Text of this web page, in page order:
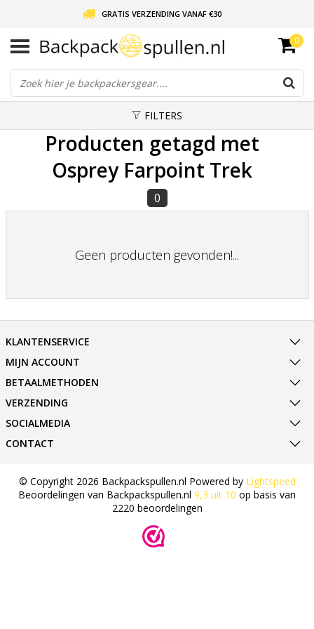
GRATIS VERZENDING VANAF €30
LIEFDE VOOR BACKPACKEN!
30 DAGEN GRATIS RETOUR
0
FILTERS
Producten getagd met
Osprey Farpoint Trek
0
Geen producten gevonden!...
KLANTENSERVICE
MIJN ACCOUNT
BETAALMETHODEN
VERZENDING
SOCIALMEDIA
CONTACT
© Copyright 2026 Backpackspullen.nl Powered by Lightspeed
Beoordelingen van Backpackspullen.nl 9,3 uit 10 op basis van
2220 beoordelingen